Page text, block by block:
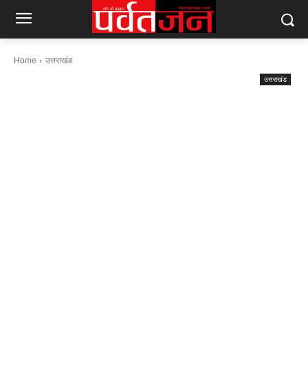
Home उत्तराखंड
उत्तराखंड